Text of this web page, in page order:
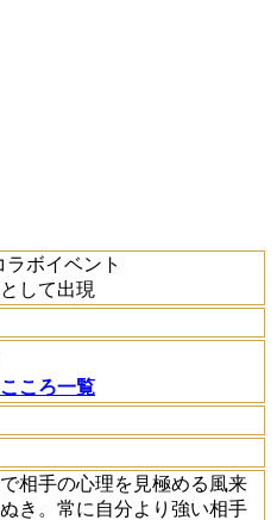
ラボイベント
して出現
ころ一覧
相手の心理を見極める風来
き。常に自分より強い相手